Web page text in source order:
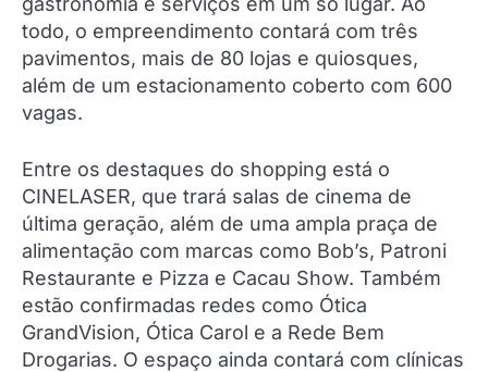
todo, o empreendimento contará com três
pavimentos, mais de 80 lojas e quiosques,
além de um estacionamento coberto com 600
vagas.
Entre os destaques do shopping está o
CINELASER, que trará salas de cinema de
última geração, além de uma ampla praça de
alimentação com marcas como Bob’s, Patroni
Restaurante e Pizza e Cacau Show. Também
estão confirmadas redes como Ótica
GrandVision, Ótica Carol e a Rede Bem
Drogarias. O espaço ainda contará com clínicas